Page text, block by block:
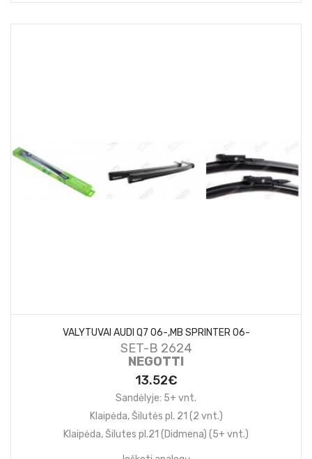
VALYTUVAI AUDI Q7 06-,MB SPRINTER 06-
SET-B 2624
NEGOTTI
13.52€
Sandėlyje: 5+ vnt.
Klaipėda, Šilutės pl. 21 (2 vnt.)
Klaipėda, Šilutes pl.21 (Didmena) (5+ vnt.)